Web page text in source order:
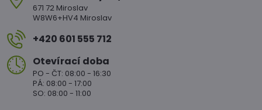
671 72 Miroslav
W8W6+HV4 Miroslav
+420 601 555 712
Otevírací doba
PO - ČT: 08:00 - 16:30
PÁ: 08:00 - 17:00
SO: 08:00 - 11:00